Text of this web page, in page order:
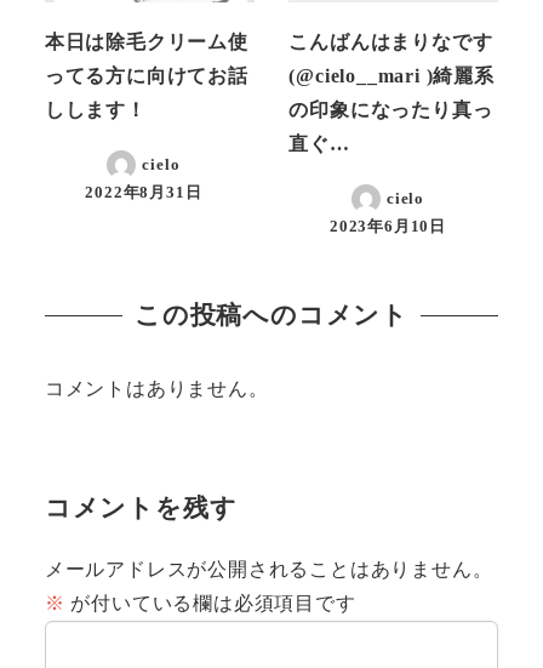
本日は除毛クリーム使
ってる方に向けてお話
しします！
cielo
投稿日
2022年8月31日
こんばんはまりなです
(@cielo__mari )綺麗系
の印象になったり真っ
直ぐ…
cielo
投稿日
2023年6月10日
この投稿へのコメント
コメントはありません。
コメントを残す
メールアドレスが公開されることはありません。
※ が付いている欄は必須項目です